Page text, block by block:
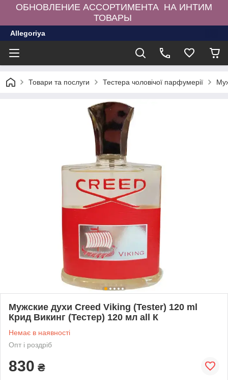
ОБНОВЛЕНИЕ АССОРТИМЕНТА НА ИНТИМ
ТОВАРЫ
Allegoriya
Товари та послуги Тестера чоловічої парфумерії
Мужские духи Creed Viking (Tester) 120 ml
Крид Викинг (Тестер) 120 мл all К
Немає в наявності
Опт і роздріб
830 ₴